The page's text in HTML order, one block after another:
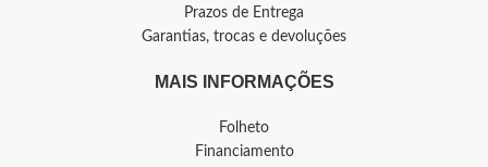
Prazos de Entrega
Garantias, trocas e devoluções
MAIS INFORMAÇÕES
Folheto
Financiamento